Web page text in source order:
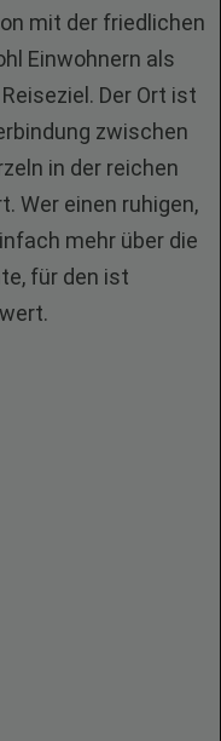
mit der friedlichen
Einwohnern als
Der Ort ist
zwischen
in der reichen
Wer einen ruhigen,
mehr über die
für den ist